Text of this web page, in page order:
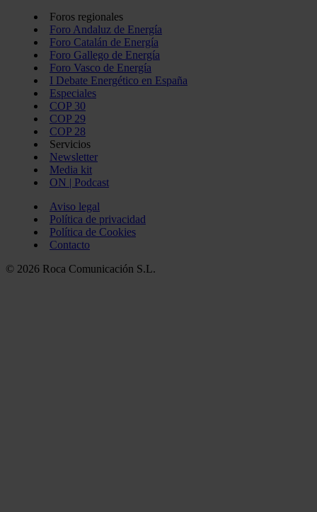
Foros regionales
Foro Andaluz de Energía
Foro Catalán de Energía
Foro Gallego de Energía
Foro Vasco de Energía
I Debate Energético en España
Especiales
COP 30
COP 29
COP 28
Servicios
Newsletter
Media kit
ON | Podcast
Aviso legal
Política de privacidad
Política de Cookies
Contacto
© 2026 Roca Comunicación S.L.